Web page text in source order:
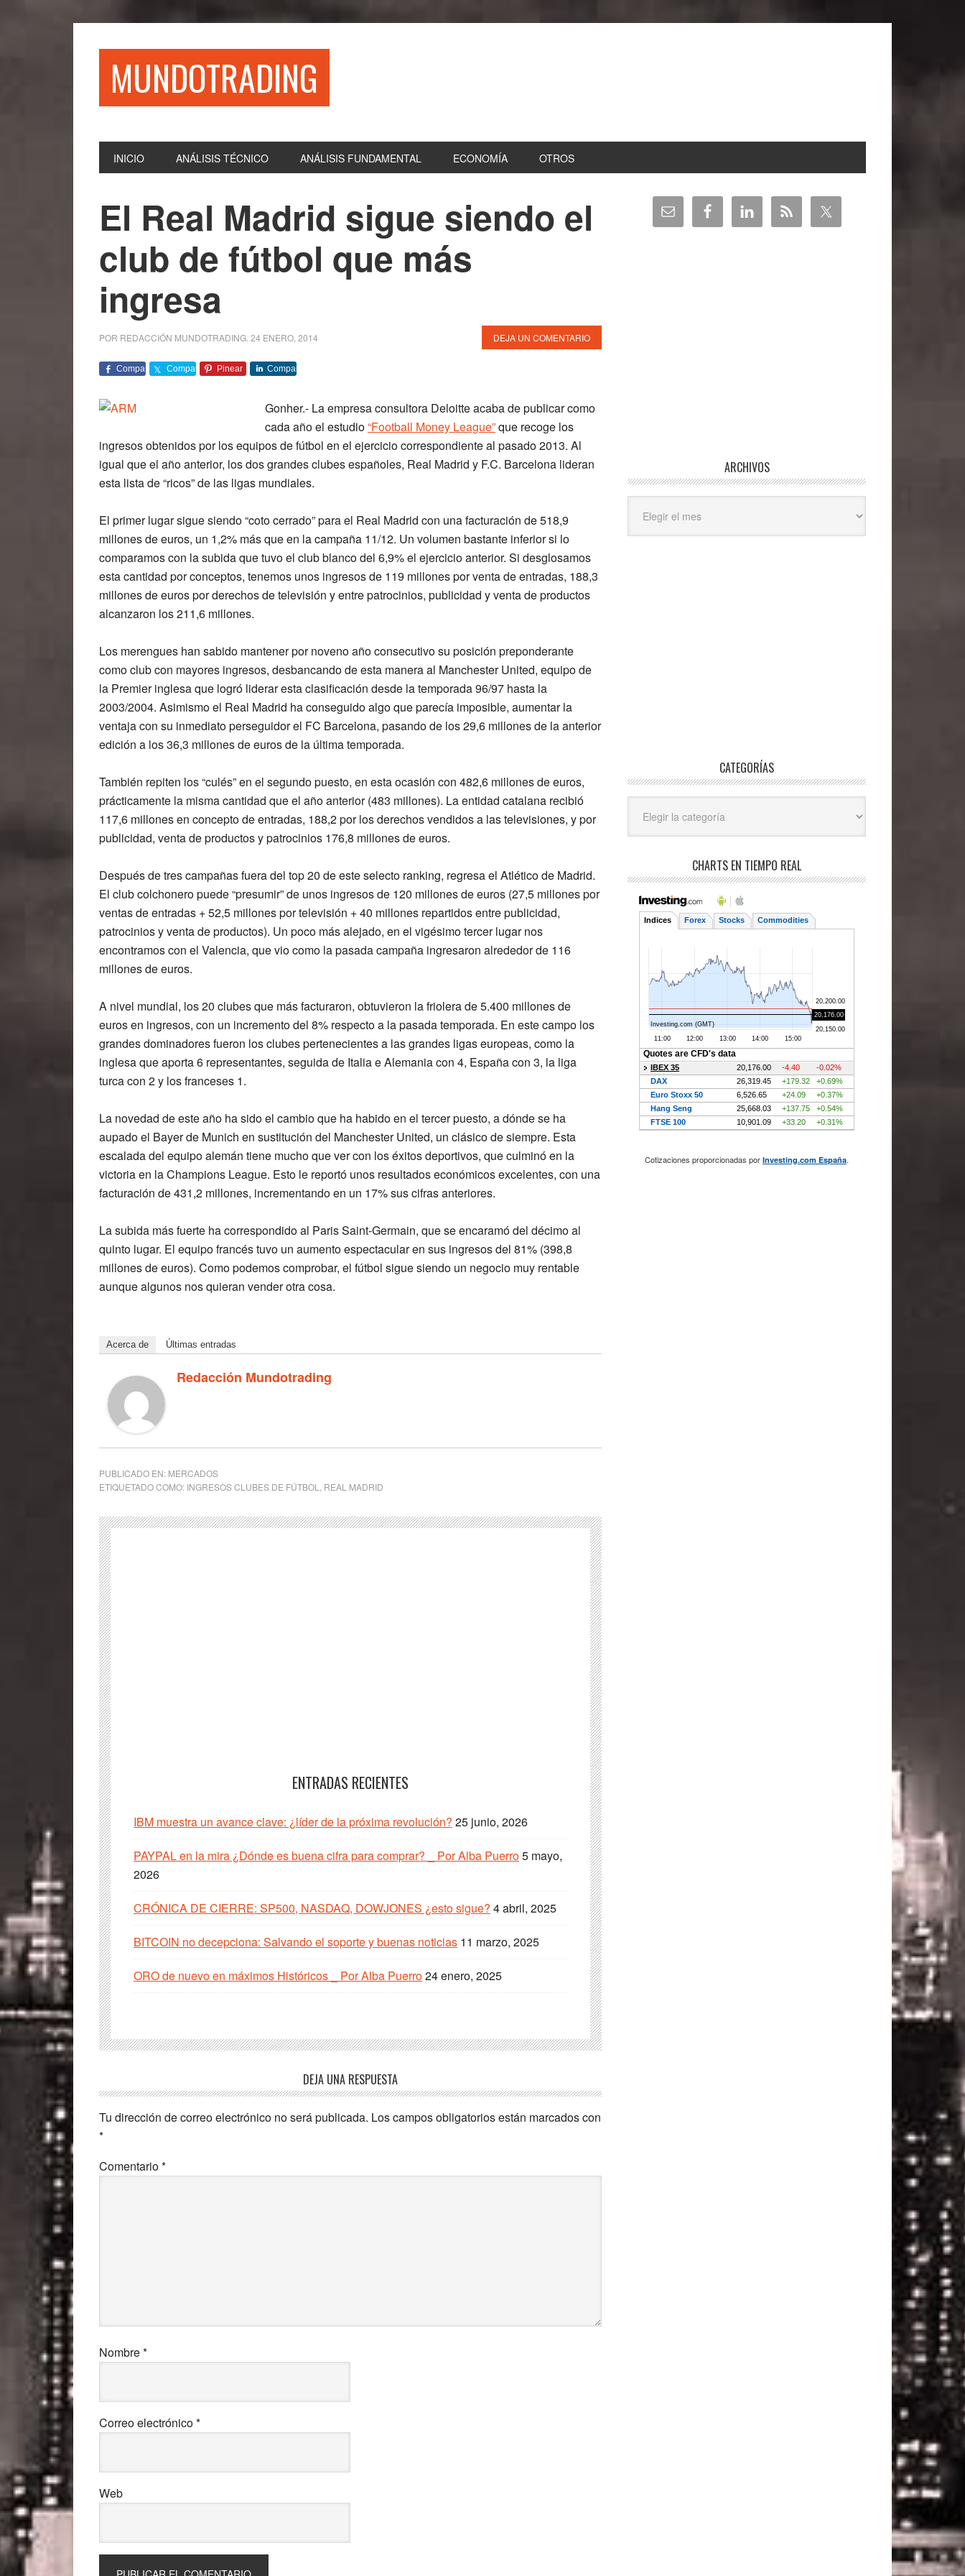
MUNDOTRADING
INICIO ANÁLISIS TÉCNICO ANÁLISIS FUNDAMENTAL ECONOMÍA OTROS
El Real Madrid sigue siendo el
club de fútbol que más
ingresa
POR REDACCIÓN MUNDOTRADING 24 ENERO, 2014 DEJA UN COMENTARIO
Comparte Comparte Pinear Comparte
Gonher.- La empresa consultora Deloitteacaba de publicar como
cada año el estudio“Football Money League”que recoge los
ingresos obtenidos por los equipos de fútbol en el ejercicio correspondiente al pasado 2013. Al
igual que el año anterior, los dos grandes clubes españoles, Real Madrid y F.C. Barcelona lideran
esta lista de “ricos” de las ligas mundiales.
El primer lugar sigue siendo “coto cerrado” para el Real Madrid con una facturación de 518,9
millones de euros, un 1,2% más que en la campaña 11/12. Un volumen bastante inferior si lo
comparamos con la subida que tuvo el club blanco del 6,9% el ejercicio anterior. Si desglosamos
esta cantidad por conceptos, tenemos unos ingresos de 119 millones por venta de entradas, 188,3
millones de euros por derechos de televisión y entre patrocinios, publicidad y venta de productos
alcanzaron los 211,6 millones.
Los merengues han sabido mantener por noveno año consecutivo su posición preponderante
como club con mayores ingresos, desbancando de esta manera al Manchester United, equipo de
la Premier inglesa que logró liderar esta clasificación desde la temporada 96/97 hasta la
2003/2004. Asimismoel Real Madrid ha conseguido algo que parecía imposible, aumentar la
ventaja con su inmediato perseguidor el FC Barcelona, pasando de los 29,6 millones de la anterior
edición a los 36,3 millones de euros de la última temporada.
También repiten los “culés” en el segundo puesto, en esta ocasión con 482,6 millones de euros,
prácticamente la misma cantidad que el año anterior (483 millones). La entidad catalana recibió
117,6 millones en concepto de entradas, 188,2 por los derechos vendidos a las televisiones, y por
publicidad, venta de productos y patrocinios 176,8 millones de euros.
Después de tres campañas fuera del top 20 de este selecto ranking, regresa el Atlético de Madrid.
El club colchonero puede “presumir” de unos ingresos de 120 millones de euros (27,5 millones por
ventas de entradas + 52,5 millones por televisión + 40 millones repartidos entre publicidad,
patrocinios y venta de productos). Un poco más alejado, en el vigésimo tercer lugar nos
encontramos con el Valencia, que vio como la pasada campaña ingresaron alrededor de 116
millones de euros.
A nivel mundial, los 20 clubes que más facturaron, obtuvieron la friolera de 5.400 millones de
euros en ingresos, con un incremento del 8% respecto a la pasada temporada. En este campo los
grandes dominadores fueron los clubes pertenecientes a las grandes ligas europeas, como la
inglesa que aporta 6 representantes, seguida de Italia e Alemania con 4, España con 3, la liga
turca con 2 y los franceses 1.
La novedad de este año ha sido el cambio que ha habido en el tercer puesto, a dónde se ha
aupado el Bayer de Munich en sustitución del Manchester United, un clásico de siempre. Esta
escalada del equipo alemán tiene mucho que ver con los éxitos deportivos, que culminó en la
victoria en la Champions League. Esto le reportó unos resultados económicos excelentes, con una
facturación de 431,2 millones, incrementando en un 17% sus cifras anteriores.
La subida más fuerte ha correspondido al Paris Saint-Germain, que se encaramó del décimo al
quinto lugar. El equipo francés tuvo un aumento espectacular en sus ingresos del 81% (398,8
millones de euros). Como podemos comprobar, el fútbol sigue siendo un negocio muy rentable
aunque algunos nos quieran vender otra cosa.
Acerca de Últimas entradas
Redacción Mundotrading
PUBLICADO EN: MERCADOS
ETIQUETADO COMO: INGRESOS CLUBES DE FÚTBOL REAL MADRID
ENTRADAS RECIENTES
IBM muestra un avance clave: ¿líder de la próxima revolución? 25 junio, 2026
PAYPAL en la mira ¿Dónde es buena cifra para comprar? _ Por Alba Puerro5 mayo,
2026
CRÓNICA DE CIERRE: SP500, NASDAQ, DOWJONES ¿esto sigue? 4 abril, 2025
BITCOIN no decepciona: Salvando el soporte y buenas noticias 11 marzo, 2025
ORO de nuevo en máximos Históricos _ Por Alba Puerro24 enero, 2025
con
los
lectores
DEJA UNA RESPUESTA
Tu dirección de correo electrónico no será publicada. Los campos obligatorios están marcados con
*
Comentario*
Nombre*
Correo electrónico*
Web
Barra
lateral
ARCHIVOS
CATEGORÍAS
CHARTS EN TIEMPO REAL
Cotizaciones proporcionadas por Investing.com España.